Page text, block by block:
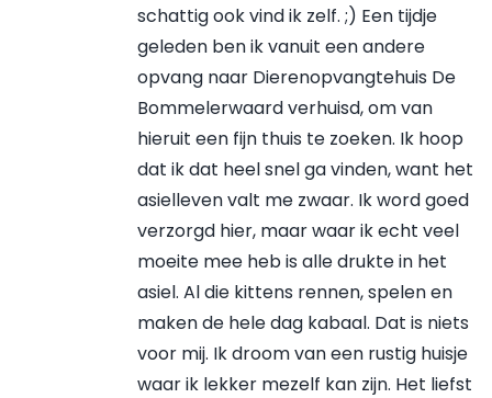
schattig ook vind ik zelf. ;) Een tijdje
geleden ben ik vanuit een andere
opvang naar Dierenopvangtehuis De
Bommelerwaard verhuisd, om van
hieruit een fijn thuis te zoeken. Ik hoop
dat ik dat heel snel ga vinden, want het
asielleven valt me zwaar. Ik word goed
verzorgd hier, maar waar ik echt veel
moeite mee heb is alle drukte in het
asiel. Al die kittens rennen, spelen en
maken de hele dag kabaal. Dat is niets
voor mij. Ik droom van een rustig huisje
waar ik lekker mezelf kan zijn. Het liefst